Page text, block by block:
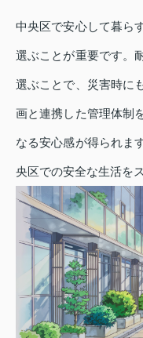
中央区で安心して暮ら
選ぶことが重要です。
選ぶことで、災害時に
画と連携した管理体制
なる安心感が得られま
央区での安全な生活を